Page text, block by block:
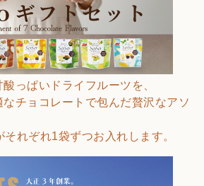
っぱいドライフルーツを、
チョコレートで包んだ贅沢なアソ
れぞれ1袋ずつお入れします。